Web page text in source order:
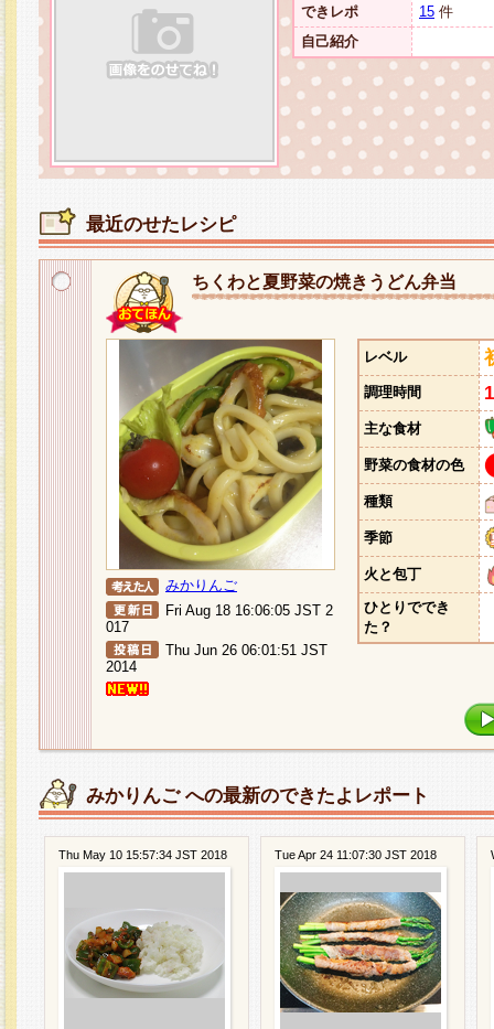
できレポ
15 件
自己紹介
最近のせたレシピ
ちくわと夏野菜の焼きうどん弁当
みかりんご
Fri Aug 18 16:06:05 JST 2
017
Thu Jun 26 06:01:51 JST
2014
レベル
調理時間
主な食材
野菜の食材の色
種類
季節
火と包丁
ひとりででき
た？
みかりんご への最新のできたよレポート
Thu May 10 15:57:34 JST 2018 Tue Apr 24 11:07:30 JST 2018